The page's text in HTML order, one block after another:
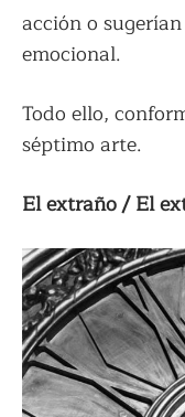
acción o
emocional.
Todo ello,
séptimo arte.
El extraño / El